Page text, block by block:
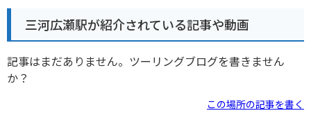
三河広瀬駅が紹介されている記事や動画
記事はまだありません。ツーリングブログを書きません
か？
この場所の記事を書く